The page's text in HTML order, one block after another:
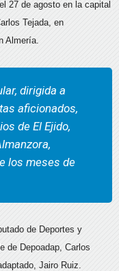
27 de agosto en la capital
Tejada, en
Almería.
dirigida a
aficionados,
de El Ejido,
los meses de
de Deportes y
de Depoadap, Carlos
Jairo Ruiz.